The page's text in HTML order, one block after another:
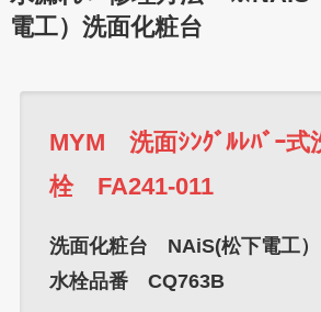
電工）洗面化粧台
MYM 洗面ｼﾝｸﾞﾙﾚﾊﾞｰ式
栓 FA241-011
洗面化粧台 NAiS(松下電工）
水栓品番 CQ763B